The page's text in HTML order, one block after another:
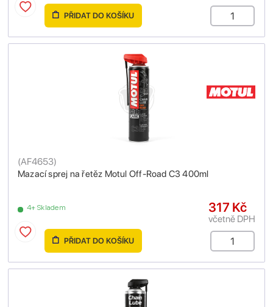
PŘIDAT DO KOŠÍKU
Mazací sprej na řetěz Motul Off-Road C3 400ml
(AF4653)
4+ Skladem 317 Kč
včetně DPH
PŘIDAT DO KOŠÍKU